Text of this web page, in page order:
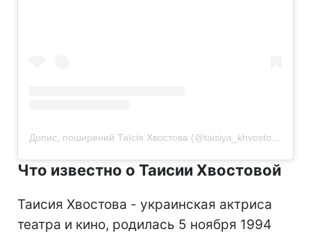
Допис, поширений Таїсія Хвостова (@taisiya_khvostova)
Что известно о Таисии Хвостовой
Таисия Хвостова - украинская актриса
театра и кино, родилась 5 ноября 1994